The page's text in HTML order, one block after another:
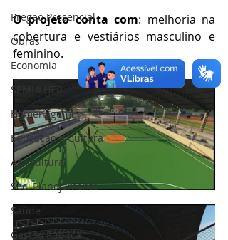
Pregão Presencial
Obras
Economia
SEMULHER
Homenagem
Educação e Cultura
Agricultura
Sec. Planejamento
Saúde
Gestão Pública
O projeto conta com: melhoria na
cobertura e vestiários masculino e
feminino.